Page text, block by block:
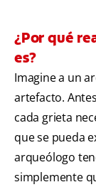
¿Por qué
es?
Imagine a un
artefacto.
cada grieta
que se pueda
arqueólogo
simplemente